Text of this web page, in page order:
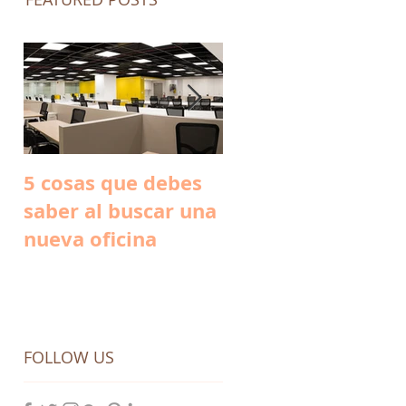
5 cosas que debes
saber al buscar una
nueva oficina
FOLLOW US